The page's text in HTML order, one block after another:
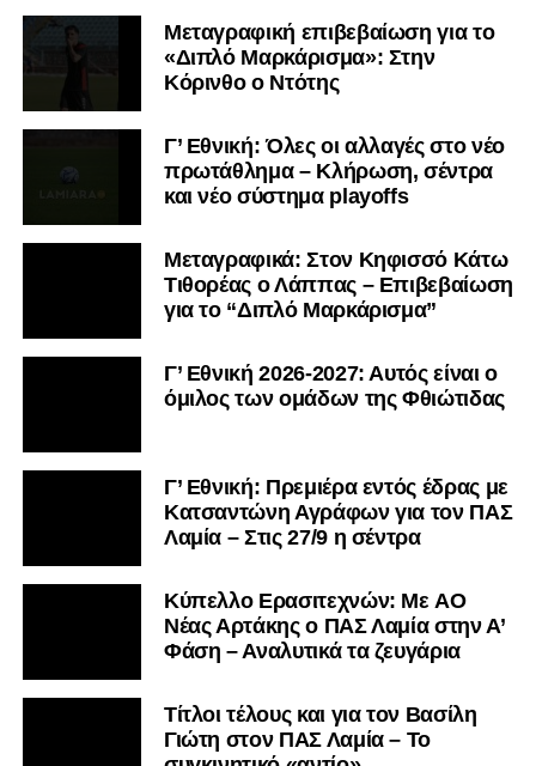
Μεταγραφική επιβεβαίωση για το
«Διπλό Μαρκάρισμα»: Στην
Κόρινθο ο Ντότης
Γ’ Εθνική: Όλες οι αλλαγές στο νέο
πρωτάθλημα – Κλήρωση, σέντρα
και νέο σύστημα playoffs
Μεταγραφικά: Στον Κηφισσό Κάτω
Τιθορέας ο Λάππας – Επιβεβαίωση
για το “Διπλό Μαρκάρισμα”
Γ’ Εθνική 2026-2027: Αυτός είναι ο
όμιλος των ομάδων της Φθιώτιδας
Γ’ Εθνική: Πρεμιέρα εντός έδρας με
Κατσαντώνη Αγράφων για τον ΠΑΣ
Λαμία – Στις 27/9 η σέντρα
Kύπελλο Ερασιτεχνών: Με AO
Nέας Αρτάκης ο ΠΑΣ Λαμία στην Α’
Φάση – Αναλυτικά τα ζευγάρια
Τίτλοι τέλους και για τον Βασίλη
Γιώτη στον ΠΑΣ Λαμία – Το